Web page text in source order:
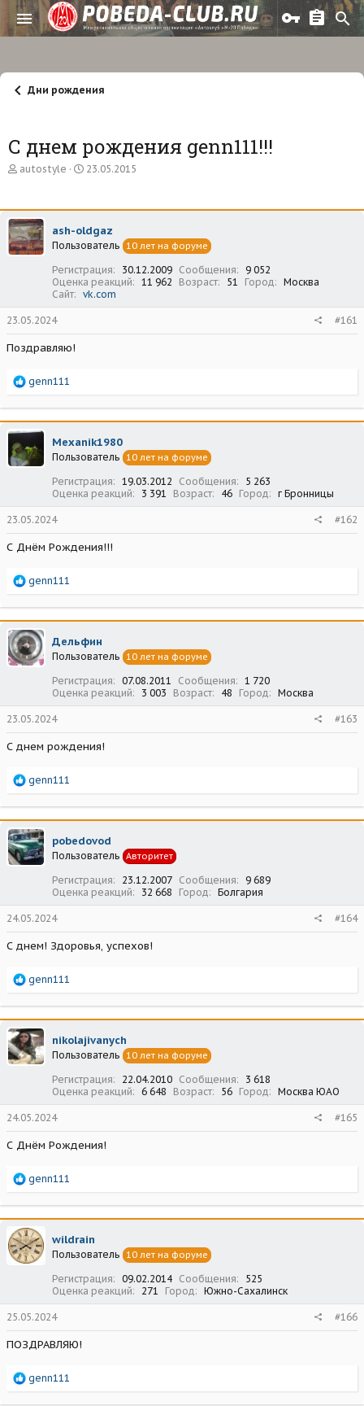
Дни рождения
С днем рождения genn111!!!
А
о
р
т
е
autostyle
Д
а
а
ч
л
а
23.05.2015
ash-oldgaz
Пользователь 10 лет на форуме
Регистрация 30.12.2009 Сообщения
9 052
Оценка реакций
11 962 Возраст 51 Город
Москва
Сайт
vk.com
23.05.2024 #161
Поздравляю!
Р
а
к
ц
и
и
genn111
Mexanik1980
Пользователь 10 лет на форуме
Регистрация 19.03.2012 Сообщения
5 263
Оценка реакций
3 391 Возраст 46 Город г Бронницы
23.05.2024 #162
С Днём Рождения!!!
Р
а
к
ц
и
и
genn111
Дельфин
Пользователь 10 лет на форуме
Регистрация 07.08.2011 Сообщения
1 720
Оценка реакций
3 003 Возраст 48 Город Москва
23.05.2024 #163
С днем рождения!
Р
а
к
ц
и
и
genn111
pobedovod
Пользователь Авторитет
Регистрация 23.12.2007 Сообщения
9 689
Оценка реакций
32 668 Город Болгария
24.05.2024 #164
С днем! Здоровья, успехов!
Р
а
к
ц
и
и
genn111
nikolajivanych
Пользователь 10 лет на форуме
Регистрация 22.04.2010 Сообщения
3 618
Оценка реакций
6 648 Возраст 56 Город Москва ЮАО
24.05.2024 #165
С Днём Рождения!
Р
а
к
ц
и
и
genn111
wildrain
Пользователь 10 лет на форуме
Регистрация 09.02.2014 Сообщения
525
Оценка реакций
271 Город Южно-Сахалинск
25.05.2024 #166
ПОЗДРАВЛЯЮ!
Р
а
genn111